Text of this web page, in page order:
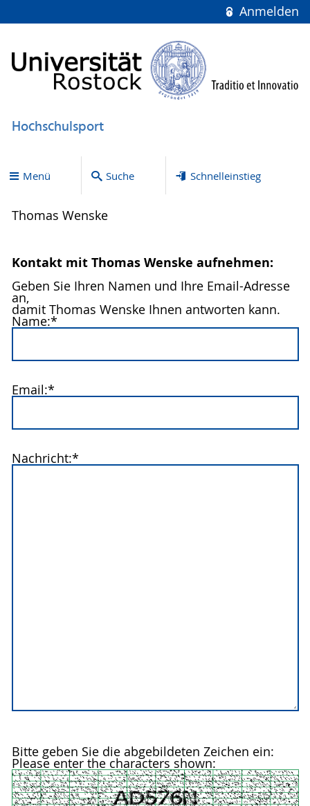
Anmelden
Hochschulsport
Menü Suche Schnelleinstieg
Thomas Wenske
Kontakt mit Thomas Wenske aufnehmen:
Geben Sie Ihren Namen und Ihre Email-Adresse
an,
damit Thomas Wenske Ihnen antworten kann.
Name:*
Email:*
Nachricht:*
Bitte geben Sie die abgebildeten Zeichen ein:
Please enter the characters shown: